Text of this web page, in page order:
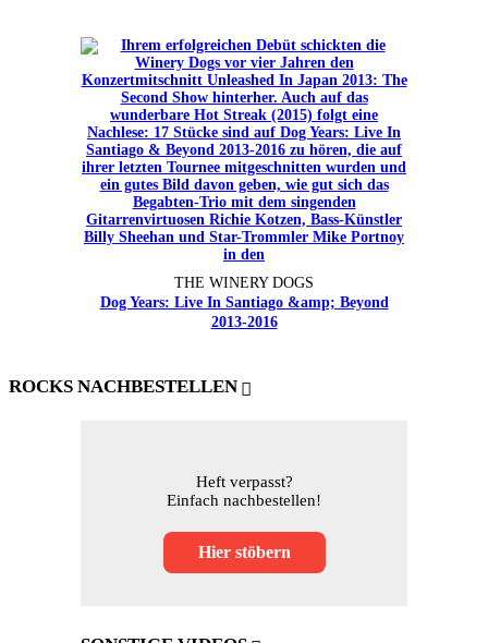
THE WINERY DOGS
Dog Years: Live In Santiago &amp; Beyond
2013-2016
ROCKS NACHBESTELLEN
Heft verpasst?
Einfach nachbestellen!
Hier stöbern